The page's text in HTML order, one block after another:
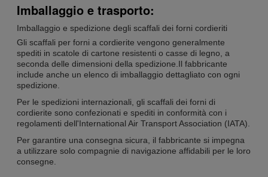
Imballaggio e trasporto:
Imballaggio e spedizione degli scaffali dei forni cordieriti
Gli scaffali per forni a cordierite vengono generalmente
spediti in scatole di cartone resistenti o casse di legno, a
seconda delle dimensioni della spedizione.Il fabbricante
include anche un elenco di imballaggio dettagliato con ogni
spedizione.
Per le spedizioni internazionali, gli scaffali dei forni di
cordierite sono confezionati e spediti in conformità con i
regolamenti dell'International Air Transport Association (IATA).
Per garantire una consegna sicura, il fabbricante si impegna
a utilizzare solo compagnie di navigazione affidabili per le loro
consegne.